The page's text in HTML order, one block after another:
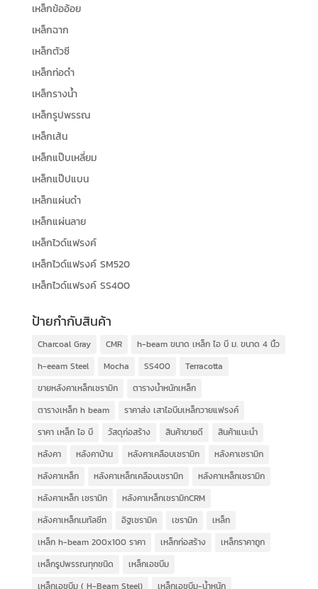
เหล็กข้ออ้อย
เหล็กฉาก
เหล็กตัวซี
เหล็กท่อดำ
เหล็กรางน้ำ
เหล็กรูปพรรณ
เหล็กเส้น
เหล็กแป๊บเหลี่ยม
เหล็กแป๊ปแบน
เหล็กแผ่นดำ
เหล็กแผ่นลาย
เหล็กไวด์แฟรงค์
เหล็กไวด์แฟรงค์ SM520
เหล็กไวด์แฟรงค์ SS400
ป้ายกำกับสินค้า
Charcoal Gray CMR
h-beam ขนาด เหล็ก ไอ บี ม. ขนาด 4 นิ้ว
h-eeam Steel
Mocha SS400
Terracotta
ขายหลังคาเหล็กเซรามิก
ตารางน้ำหนักเหล็ก
ตารางเหล็ก h beam
ราคาส่ง เสาไอบีมเหล็กวายแฟรงค์
ราคา เหล็ก ไอ บี
วัสดุก่อสร้าง สินค้าขายดี
สินค้าแนะนำ
หลังคา
หลังคาบ้าน หลังคาเคลือบเซรามิก
หลังคาเซรามิก
หลังคาเหล็ก
หลังคาเหล็กเคลือบเซรามิก
หลังคาเหล็กเซรามิก
หลังคาเหล็ก เซรามิก
หลังคาเหล็กเซรามิกCRM
หลังคาเหล็กเมทัลชีท
อิฐเซรามิค เซรามิก
เหล็ก
เหล็ก h-beam 200x100 ราคา
เหล็กก่อสร้าง
เหล็กราคาถูก
เหล็กรูปพรรณทุกชนิด
เหล็กเอชบีม
เหล็กเอชบีม ( H-Beam Steel)
เหล็กเอชบีม-น้ำหนัก